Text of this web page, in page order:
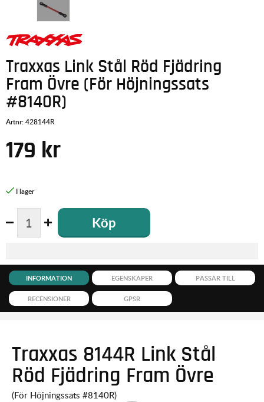
Traxxas Link Stål Röd Fjädring
Fram Övre (För Höjningssats
#8140R)
Artnr:428144R
179 kr
Köp
INFORMATION EGENSKAPER PASSAR TILL
RECENSIONER GPSR
Traxxas 8144R Link Stål
Röd Fjädring Fram Övre
(För Höjningssats #8140R)